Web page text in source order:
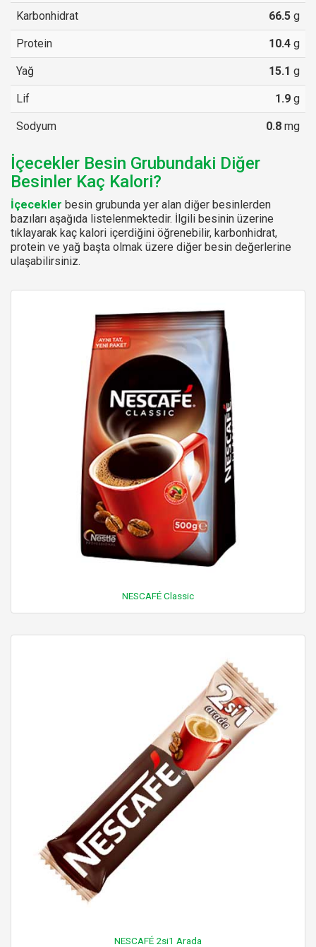
Karbonhidrat 66.5 g
Protein 10.4 g
Yağ 15.1 g
Lif 1.9 g
Sodyum 0.8 mg
İçecekler Besin Grubundaki Diğer
Besinler Kaç Kalori?
İçecekler besin grubunda yer alan diğer besinlerden
bazıları aşağıda listelenmektedir. İlgili besinin üzerine
tıklayarak kaç kalori içerdiğini öğrenebilir, karbonhidrat,
protein ve yağ başta olmak üzere diğer besin değerlerine
ulaşabilirsiniz.
NESCAFÉ Classic
NESCAFÉ 2si1 Arada